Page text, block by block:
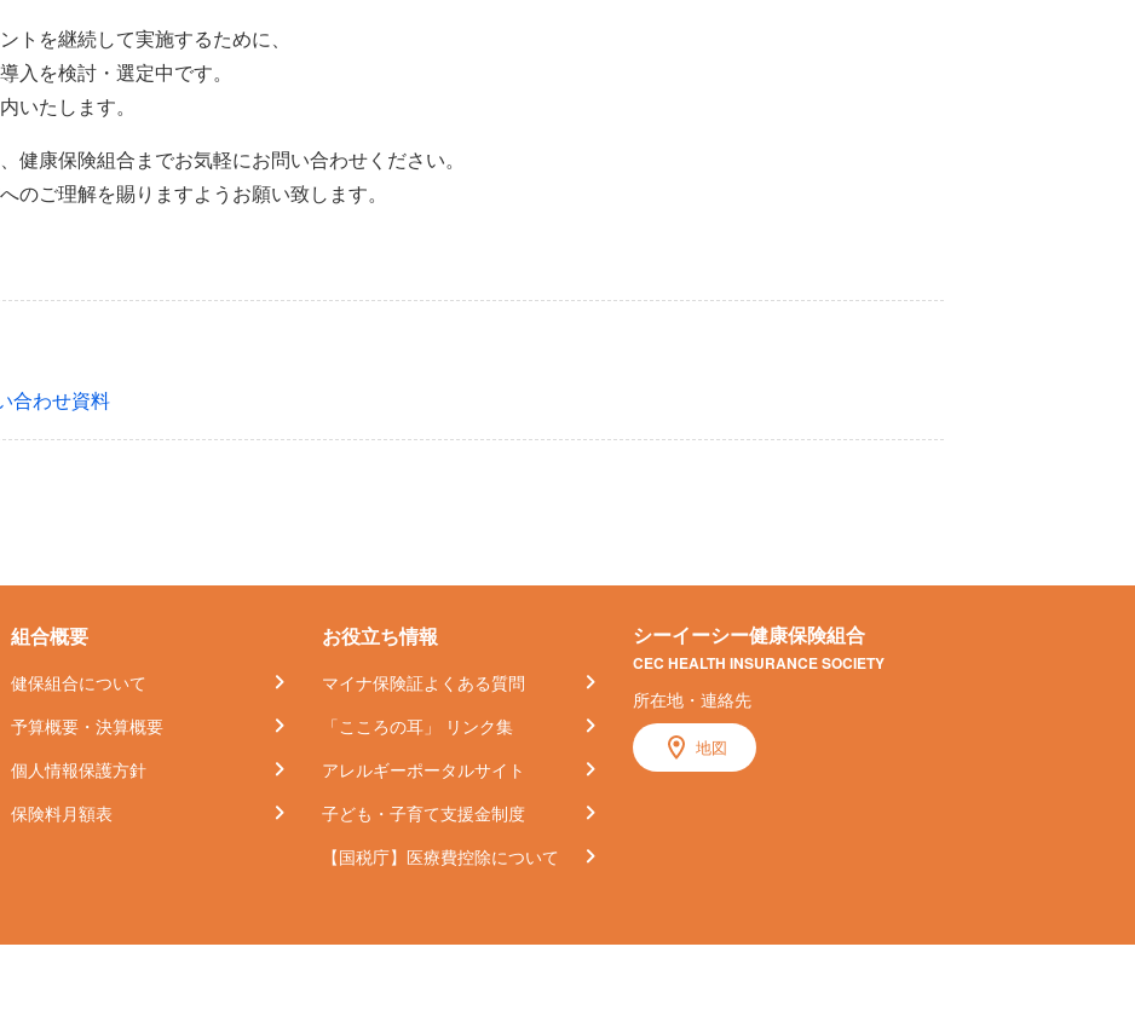
トを継続して実施するために、
入を検討・選定中です。
いたします。
健康保険組合までお気軽にお問い合わせください。
のご理解を賜りますようお願い致します。
合わせ資料
組合概要
健保組合について
予算概要・決算概要
個人情報保護方針
保険料月額表
お役立ち情報
マイナ保険証よくある質問
「こころの耳」 リンク集
アレルギーポータルサイト
子ども・子育て支援金制度
【国税庁】医療費控除について
シーイーシー健康保険組合
CEC HEALTH INSURANCE SOCIETY
所在地・連絡先
地図